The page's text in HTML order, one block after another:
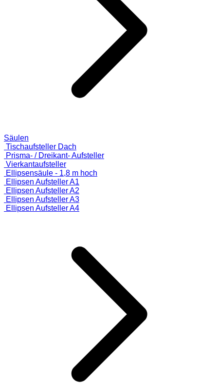
Säulen
Tischaufsteller Dach
Prisma- / Dreikant- Aufsteller
Vierkantaufsteller
Ellipsensäule - 1,8 m hoch
Ellipsen Aufsteller A1
Ellipsen Aufsteller A2
Ellipsen Aufsteller A3
Ellipsen Aufsteller A4